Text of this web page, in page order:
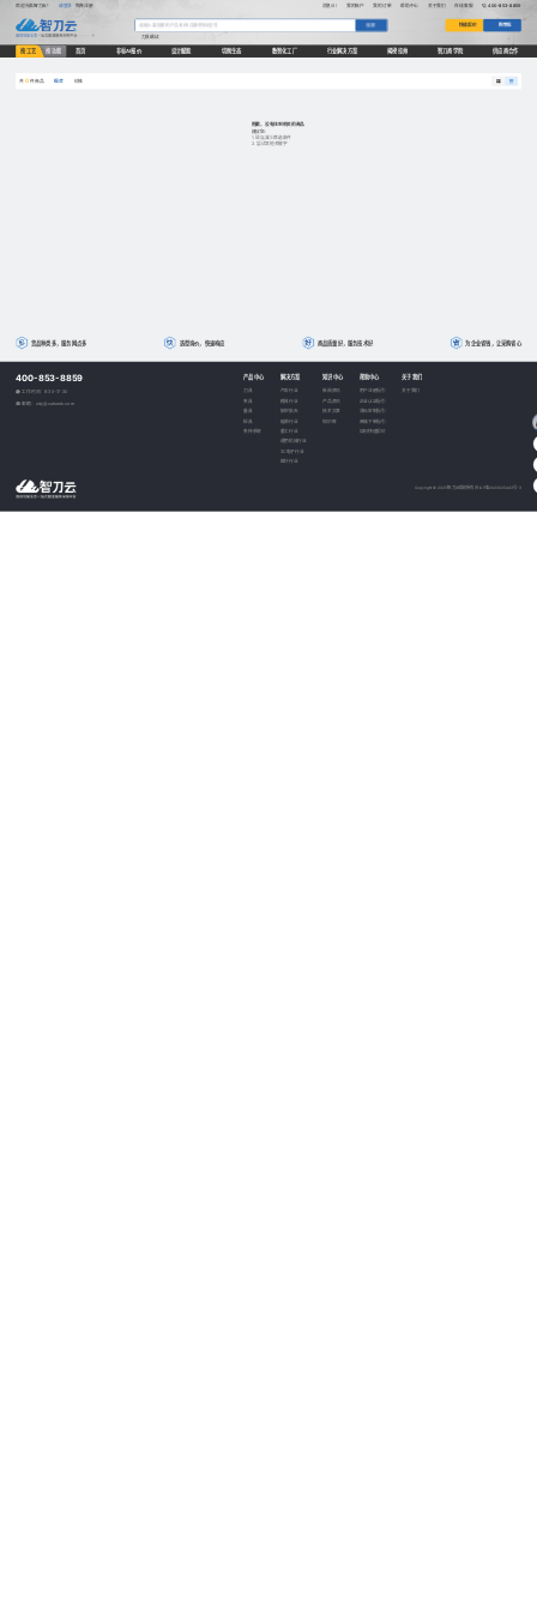
欢迎光临智刀云！ 请登录 免费注册 消息(0) 我的账户 我的订单 帮助中心 关于我们 在线客服 400-853-8859
搜索
刀具螺纹
快速报价 购物车
按工艺 按功能 首页 非标AI报价 设计赋能 切削生态 数智化工厂 行业解决方案 揭榜挂帅 智刀商学院 供应商合作
共0 件商品 综合 价格
抱歉，没有找到相关的商品
建议您:
1. 适当减少筛选条件
2. 尝试其他关键字
货品种类多，服务网点多 选型询价，快速响应 商品质量好，服务技术好 为企业省钱，让采购省心
400-853-8859
工作时间：8:30-17:30
邮箱：zdy@cutseek.com
产品中心
刀具
夹具
检具
解决方案
汽车行业
模具行业
航空航天
能源行业
重工行业
通用机械行业
3C电子行业
医疗行业
知识中心
新闻资讯
产品资讯
技术文章
知识库
帮助中心
用户注册指引
企业认证指引
非标定制指引
商城下单指引
关于我们
关于我们
Copyright © 2025 智刀云版权所有 苏ICP备2023025443号-3